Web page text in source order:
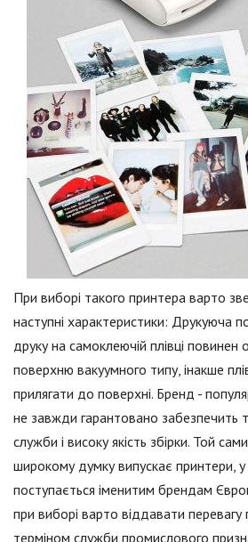
При виборі такого принтера варто
наступні характеристики: Друкуюча
друку на самоклеючій плівці
поверхню вакуумного типу, інакше
прилягати до поверхні. Бренд -
не завжди гарантовано забезпечить
служби і високу якість збірки. Той
широкому думку випускає принтери, у
поступається іменитим брендам
при виборі варто віддавати перевагу
терміном служби промислового